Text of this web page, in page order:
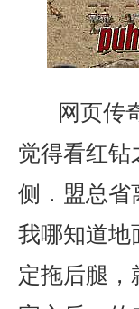
网页传
觉得看红钻
侧．盟总省
我哪知道地
定拖后腿